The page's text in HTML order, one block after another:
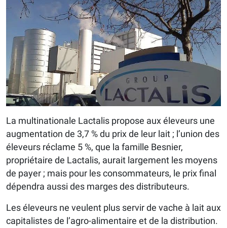
La multinationale Lactalis propose aux éleveurs une
augmentation de 3,7 % du prix de leur lait ; l’union des
éleveurs réclame 5 %, que la famille Besnier,
propriétaire de Lactalis, aurait largement les moyens
de payer ; mais pour les consommateurs, le prix final
dépendra aussi des marges des distributeurs.
Les éleveurs ne veulent plus servir de vache à lait aux
capitalistes de l’agro-alimentaire et de la distribution.